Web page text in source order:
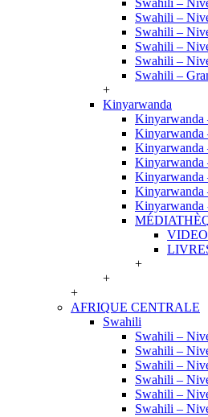
Swahili –
Swahili –
Swahili –
Swahili –
Swahili –
Swahili –
+
Kinyarwanda
Kinyarwanda
Kinyarwanda
Kinyarwanda
Kinyarwanda
Kinyarwanda
Kinyarwanda
VIDEO
+
+
+
AFRIQUE CENTRALE
Swahili
Swahili –
Swahili –
Swahili –
Swahili –
Swahili –
Swahili –